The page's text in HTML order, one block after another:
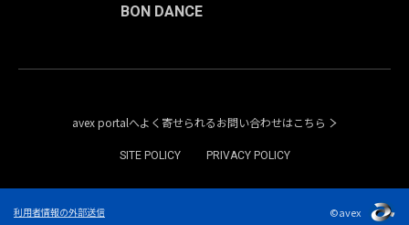
BON DANCE
avex portalへよく寄せられるお問い合わせはこちら
SITE POLICY PRIVACY POLICY
利用者情報の外部送信 ©avex